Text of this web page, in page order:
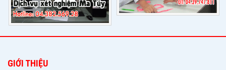
GIỚI THIỆU